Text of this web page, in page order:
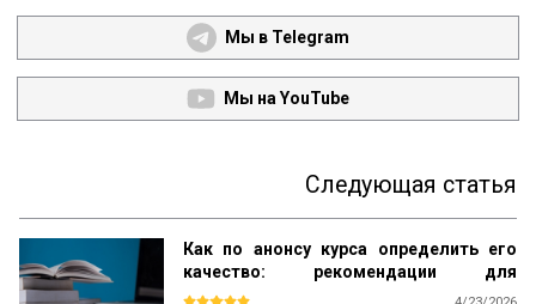
Мы в Telegram
Мы на YouTube
Следующая статья
Как по анонсу курса определить его
качество: рекомендации для
студентов